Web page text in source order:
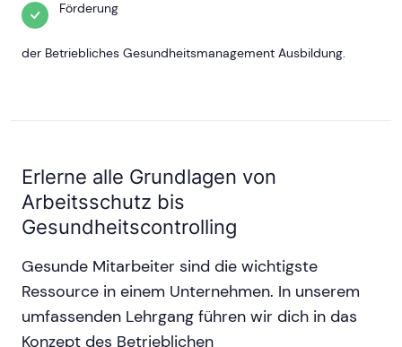
Förderung
der Betriebliches Gesundheitsmanagement Ausbildung.
Erlerne alle Grundlagen von
Arbeitsschutz bis
Gesundheitscontrolling
Gesunde Mitarbeiter sind die wichtigste
Ressource in einem Unternehmen. In unserem
umfassenden Lehrgang führen wir dich in das
Konzept des Betrieblichen